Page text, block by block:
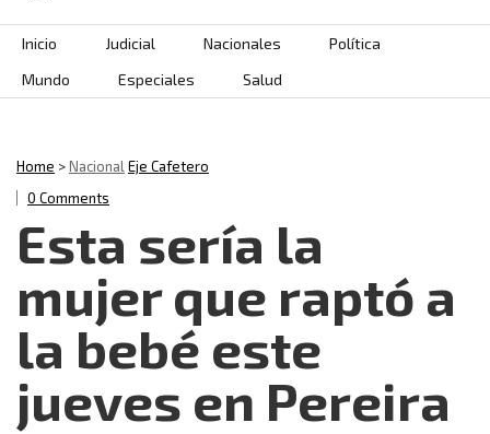
Skip to content
Inicio Judicial Nacionales
Política
Mundo
Especiales Salud
Home >NacionalEje Cafetero
0 Comments
Esta sería la
mujer que raptó a
la bebé este
jueves en Pereira